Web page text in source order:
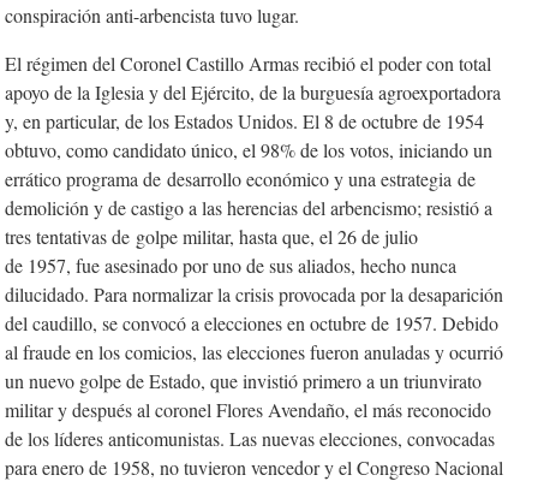
conspiración anti-arbencista tuvo lugar.
El régimen del Coronel Castillo Armas recibió el poder con total
apoyo de la Iglesia y del Ejército, de la burguesía agroexportadora
y, en particular, de los Estados Unidos. El 8 de octubre de 1954
obtuvo, como candidato único, el 98% de los votos, iniciando un
errático programa de desarrollo económico y una estrategia de
demolición y de castigo a las herencias del arbencismo; resistió a
tres tentativas de golpe militar, hasta que, el 26 de julio
de 1957, fue asesinado por uno de sus aliados, hecho nunca
dilucidado. Para normalizar la crisis provocada por la desaparición
del caudillo, se convocó a elecciones en octubre de 1957. Debido
al fraude en los comicios, las elecciones fueron anuladas y ocurrió
un nuevo golpe de Estado, que invistió primero a un triunvirato
militar y después al coronel Flores Avendaño, el más reconocido
de los líderes anticomunistas. Las nuevas elecciones, convocadas
para enero de 1958, no tuvieron vencedor y el Congreso Nacional